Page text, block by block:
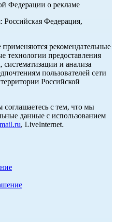
Федерации о рекламе
Российская Федерация,
рекомендательные
технологии предоставления
и анализа
пользователей сети
Российской
с тем, что мы
данные с использованием
, LiveInternet.